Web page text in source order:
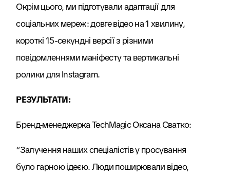
Окрім цього, ми підготували адаптації для
соціальних мереж: довге відео на 1 хвилину,
короткі 15-секундні версії з різними
повідомленнями маніфесту та вертикальні
ролики для Instagram.
РЕЗУЛЬТАТИ:
Бренд-менеджерка TechMagic Оксана Сватко:
“Залучення наших спеціалістів у просування
було гарною ідеєю. Люди поширювали відео,